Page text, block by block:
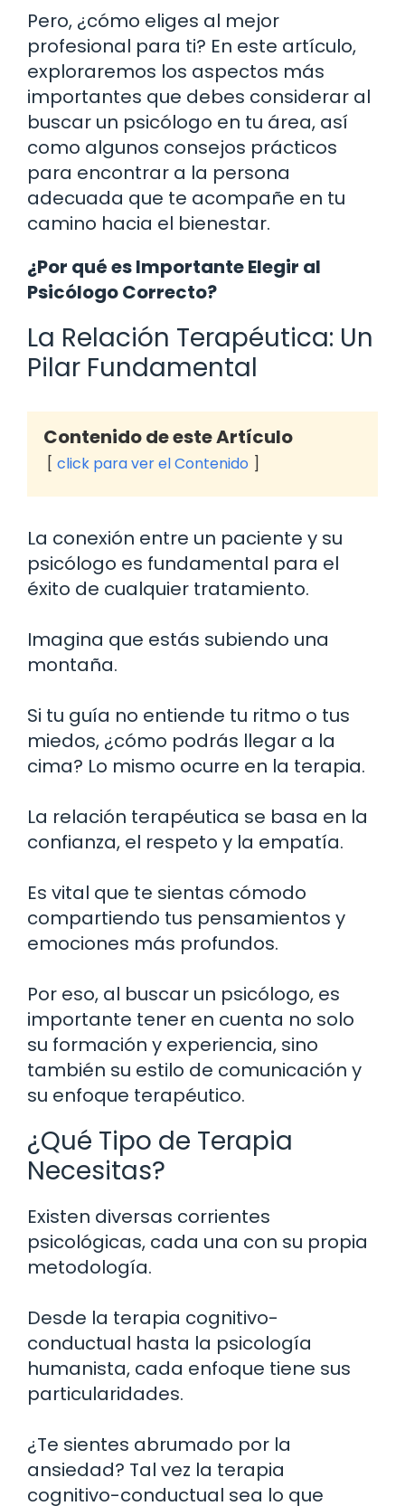
Pero, ¿cómo eliges al mejor
profesional para ti? En este artículo,
exploraremos los aspectos más
importantes que debes considerar al
buscar un psicólogo en tu área, así
como algunos consejos prácticos
para encontrar a la persona
adecuada que te acompañe en tu
camino hacia el bienestar.
¿Por qué es Importante Elegir al
Psicólogo Correcto?
La Relación Terapéutica: Un
Pilar Fundamental
Contenido de este Artículo
click para ver el Contenido
La conexión entre un paciente y su
psicólogo es fundamental para el
éxito de cualquier tratamiento.
Imagina que estás subiendo una
montaña.
Si tu guía no entiende tu ritmo o tus
miedos, ¿cómo podrás llegar a la
cima? Lo mismo ocurre en la terapia.
La relación terapéutica se basa en la
confianza, el respeto y la empatía.
Es vital que te sientas cómodo
compartiendo tus pensamientos y
emociones más profundos.
Por eso, al buscar un psicólogo, es
importante tener en cuenta no solo
su formación y experiencia, sino
también su estilo de comunicación y
su enfoque terapéutico.
¿Qué Tipo de Terapia
Necesitas?
Existen diversas corrientes
psicológicas, cada una con su propia
metodología.
Desde la terapia cognitivo-
conductual hasta la psicología
humanista, cada enfoque tiene sus
particularidades.
¿Te sientes abrumado por la
ansiedad? Tal vez la terapia
cognitivo-conductual sea lo que